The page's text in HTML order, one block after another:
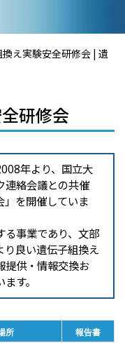
え実験安全研修会 | 遺
研修会
年より、国立大
連絡会議との共催
」を開催していま
事業であり、文部
り良い遺伝子組換え
提供・情報交換お
す。
所 報告書